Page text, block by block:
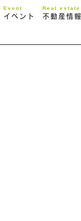
Event
イベント
Real estate
不動産情報